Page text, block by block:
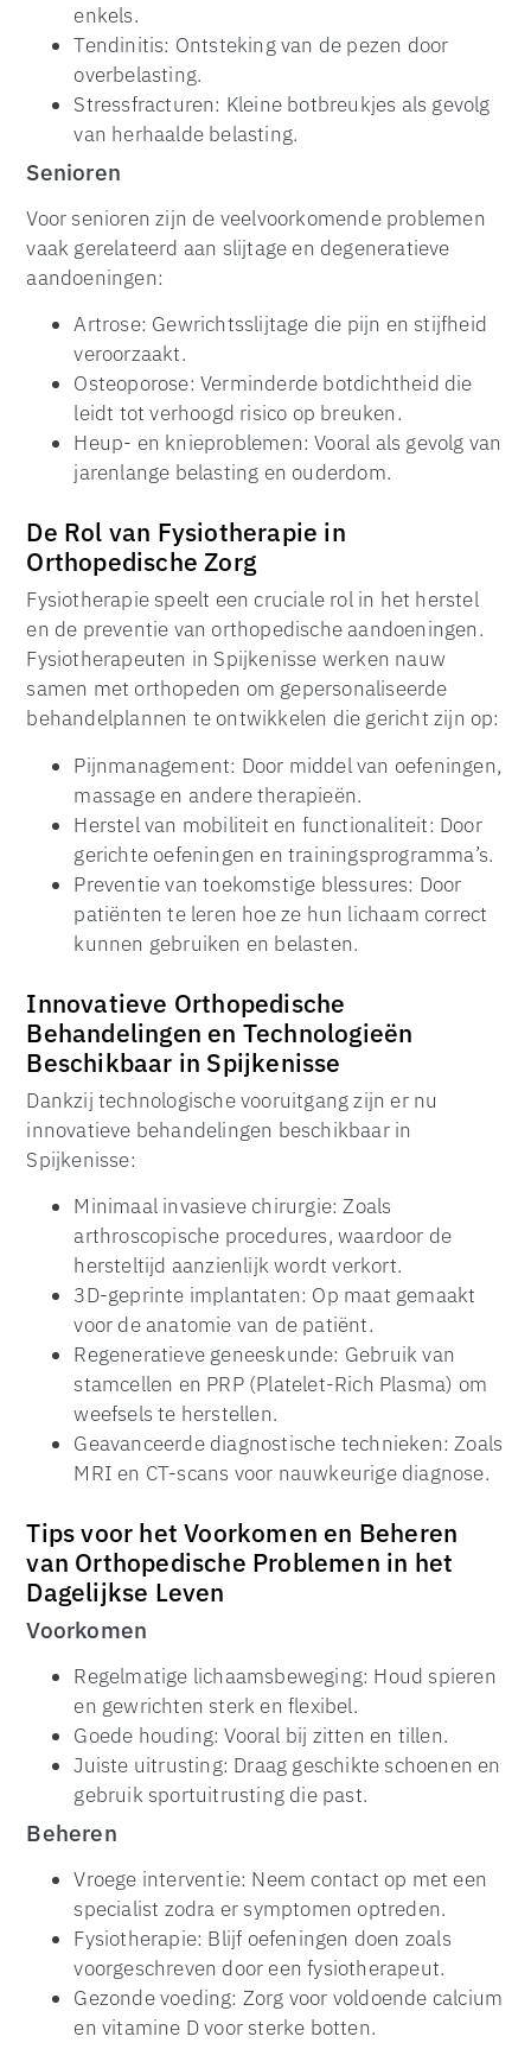
enkels.
Tendinitis: Ontsteking van de pezen door
overbelasting.
Stressfracturen: Kleine botbreukjes als gevolg
van herhaalde belasting.
Senioren
Voor senioren zijn de veelvoorkomende problemen
vaak gerelateerd aan slijtage en degeneratieve
aandoeningen:
Artrose: Gewrichtsslijtage die pijn en stijfheid
veroorzaakt.
Osteoporose: Verminderde botdichtheid die
leidt tot verhoogd risico op breuken.
Heup- en knieproblemen: Vooral als gevolg van
jarenlange belasting en ouderdom.
De Rol van Fysiotherapie in
Orthopedische Zorg
Fysiotherapie speelt een cruciale rol in het herstel
en de preventie van orthopedische aandoeningen.
Fysiotherapeuten in Spijkenisse werken nauw
samen met orthopeden om gepersonaliseerde
behandelplannen te ontwikkelen die gericht zijn op:
Pijnmanagement: Door middel van oefeningen,
massage en andere therapieën.
Herstel van mobiliteit en functionaliteit: Door
gerichte oefeningen en trainingsprogramma’s.
Preventie van toekomstige blessures: Door
patiënten te leren hoe ze hun lichaam correct
kunnen gebruiken en belasten.
Innovatieve Orthopedische
Behandelingen en Technologieën
Beschikbaar in Spijkenisse
Dankzij technologische vooruitgang zijn er nu
innovatieve behandelingen beschikbaar in
Spijkenisse:
Minimaal invasieve chirurgie: Zoals
arthroscopische procedures, waardoor de
hersteltijd aanzienlijk wordt verkort.
3D-geprinte implantaten: Op maat gemaakt
voor de anatomie van de patiënt.
Regeneratieve geneeskunde: Gebruik van
stamcellen en PRP (Platelet-Rich Plasma) om
weefsels te herstellen.
Geavanceerde diagnostische technieken: Zoals
MRI en CT-scans voor nauwkeurige diagnose.
Tips voor het Voorkomen en Beheren
van Orthopedische Problemen in het
Dagelijkse Leven
Voorkomen
Regelmatige lichaamsbeweging: Houd spieren
en gewrichten sterk en flexibel.
Goede houding: Vooral bij zitten en tillen.
Juiste uitrusting: Draag geschikte schoenen en
gebruik sportuitrusting die past.
Beheren
Vroege interventie: Neem contact op met een
specialist zodra er symptomen optreden.
Fysiotherapie: Blijf oefeningen doen zoals
voorgeschreven door een fysiotherapeut.
Gezonde voeding: Zorg voor voldoende calcium
en vitamine D voor sterke botten.